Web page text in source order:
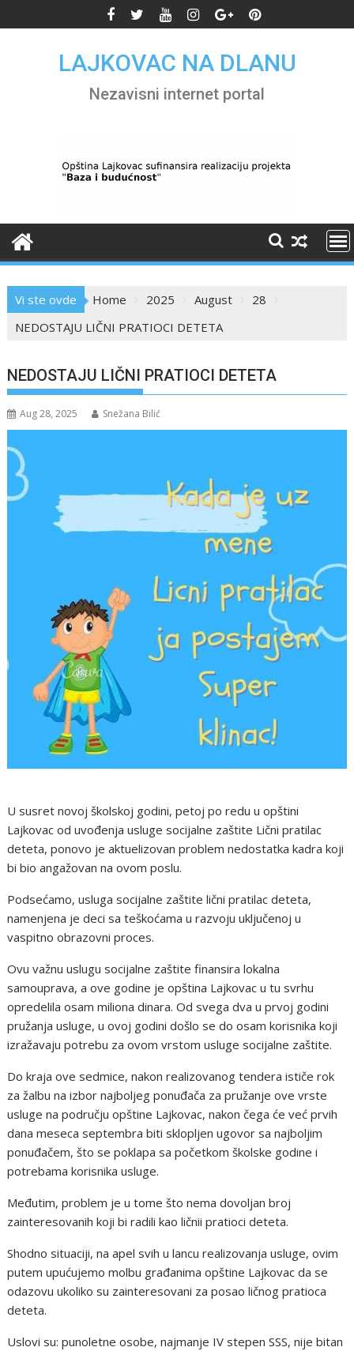
to
LAJKOVAC NA DLANU
Nezavisni internet portal
Vi ste ovde Home 2025 August
28
NEDOSTAJU LIČNI PRATIOCI DETETA
NEDOSTAJU LIČNI PRATIOCI DETETA
Aug 28, 2025 Snežana Bilić
U susret novoj školskoj godini, petoj po redu u opštini
Lajkovac od uvođenja usluge socijalne zaštite Lični pratilac
deteta, ponovo je aktuelizovan problem nedostatka kadra koji
bi bio angažovan na ovom poslu.
Podsećamo, usluga socijalne zaštite lični pratilac deteta,
namenjena je deci sa teškoćama u razvoju uključenoj u
vaspitno obrazovni proces.
Ovu važnu uslugu socijalne zaštite finansira lokalna
samouprava, a ove godine je opština Lajkovac u tu svrhu
opredelila osam miliona dinara. Od svega dva u prvoj godini
pružanja usluge, u ovoj godini došlo se do osam korisnika koji
izražavaju potrebu za ovom vrstom usluge socijalne zaštite.
Do kraja ove sedmice, nakon realizovanog tendera ističe rok
za žalbu na izbor najboljeg ponuđača za pružanje ove vrste
usluge na području opštine Lajkovac, nakon čega će već prvih
dana meseca septembra biti sklopljen ugovor sa najboljim
ponuđačem, što se poklapa sa početkom školske godine i
potrebama korisnika usluge.
Međutim, problem je u tome što nema dovoljan broj
zainteresovanih koji bi radili kao ličnii pratioci deteta.
Shodno situaciji, na apel svih u lancu realizovanja usluge, ovim
putem upućujemo molbu građanima opštine Lajkovac da se
odazovu ukoliko su zainteresovani za posao ličnog pratioca
deteta.
Uslovi su: punoletne osobe, najmanje IV stepen SSS, nije bitan